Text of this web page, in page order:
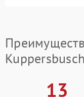
Kuppersbusch
13